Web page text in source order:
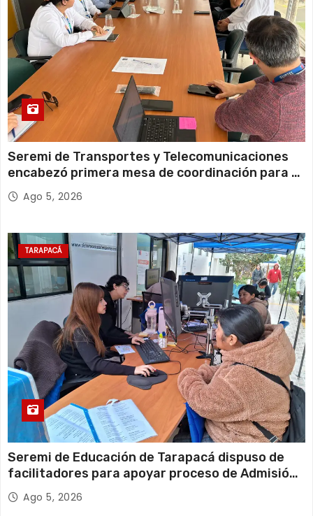
Seremi de Transportes y Telecomunicaciones
encabezó primera mesa de coordinación para el
retiro de cables en desuso en Iquique
Ago 5, 2026
TARAPACÁ
Seremi de Educación de Tarapacá dispuso de
facilitadores para apoyar proceso de Admisión
Escolar 2027
Ago 5, 2026